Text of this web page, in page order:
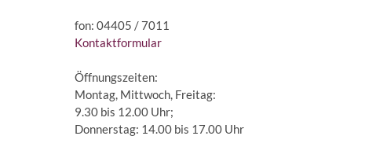
fon: 04405 / 7011
Kontaktformular
Öffnungszeiten:
Montag, Mittwoch, Freitag:
9.30 bis 12.00 Uhr;
Donnerstag: 14.00 bis 17.00 Uhr